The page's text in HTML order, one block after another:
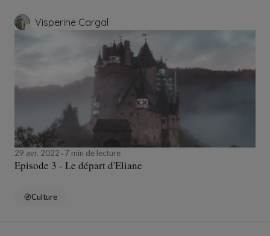
Visperine Cargal
29 avr. 2022 7 min de lecture
Episode 3 - Le départ d'Eliane
Culture